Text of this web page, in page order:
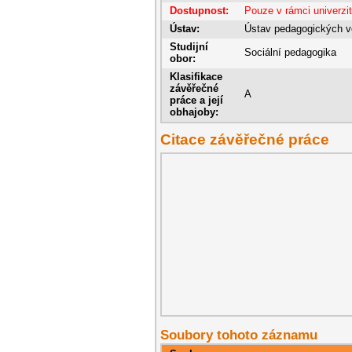
Dostupnost:
Pouze v rámci
Ústav:
Ústav pedagogických
Studijní
obor:
Sociální pedagogika
Klasifikace
závěřečné
práce a její
obhajoby:
A
Citace závěřečné práce
Soubory tohoto záznamu